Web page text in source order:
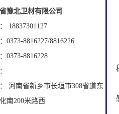
豫北卫材有限公司
18837301127
0373-8816227/8816226
0373-8816228
河南省新乡市长垣市308省道东
南200米路西